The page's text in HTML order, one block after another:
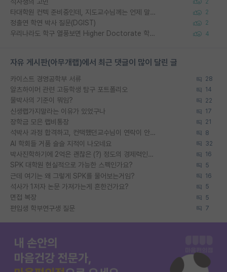
2
타대학원 컨텍 준비중인데, 지도교수님께는 언제 말씀드려야 할까요? 2
정출연 학연 박사 질문(DGIST) 2
우리나라도 학구 열풍보면 Higher Doctorate 학위가 필요하다고 봅니다. 4
자유 게시판(아무개랩)에서 최근 댓글이 많이 달린 글
카이스트 경영공학부 서류 28
알츠하이머 관련 고등학생 탐구 포트폴리오 14
물박사의 기준이 뭐임? 22
신생랩가지말라는 이유가 있었구나 17
장학금 모은 랩비통장 21
석박사 과정 합격하고, 컨택했던교수님이 연락이 안됩니다... 8
AI 학회들 거품 슬슬 지적이 나오네요 32
박사진학하기에 2억은 괜찮은 (?) 정도의 경제력인가요 16
SPK 대학원 현실적으로 가능한 스펙인가요? 5
근데 여기는 왜 그렇게 SPK를 물어보는거임? 16
석사가 1저자 논문 가져가는게 흔한건가요? 5
면접 복장 5
편입생 학부연구생 질문 7